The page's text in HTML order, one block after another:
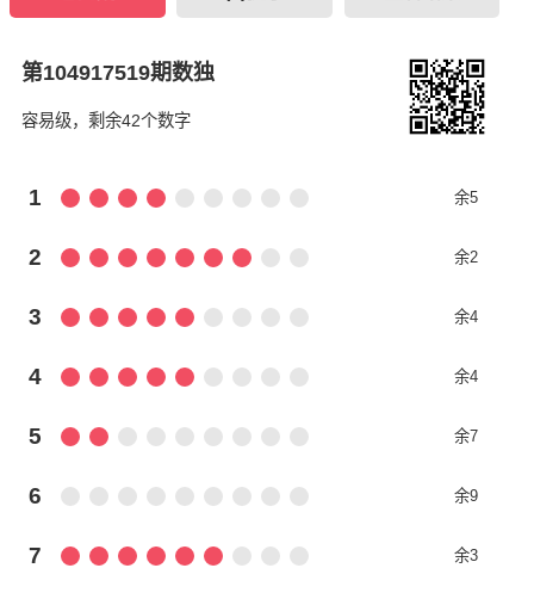
第104917519期数独
容易级，剩余42个数字
1 余5
2 余2
3 余4
4 余4
5 余7
6 余9
7 余3